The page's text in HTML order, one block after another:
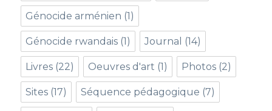
Génocide arménien (1)
Génocide rwandais (1) Journal (14)
Livres (22) Oeuvres d'art (1) Photos (2)
Sites (17) Séquence pédagogique (7)